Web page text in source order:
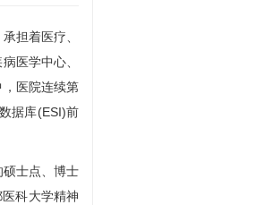
担着医疗、
医学中心、
医院连续第
据库(ESI)前
士点、博士
科大学精神